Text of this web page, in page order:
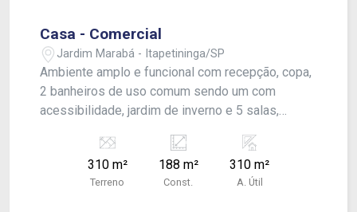
Casa - Comercial
Jardim Marabá - Itapetininga/SP
Ambiente amplo e funcional com recepção, copa,
2 banheiros de uso comum sendo um com
acessibilidade, jardim de inverno e 5 salas,
ainda com recuo para 2 carros, proporcionando
praticidade no dia a dia. Espaço moderno, versátil
e pronto para receber o seu negócio! Garanta já
310 m²
Terreno
188 m²
Const.
310 m²
A. Útil